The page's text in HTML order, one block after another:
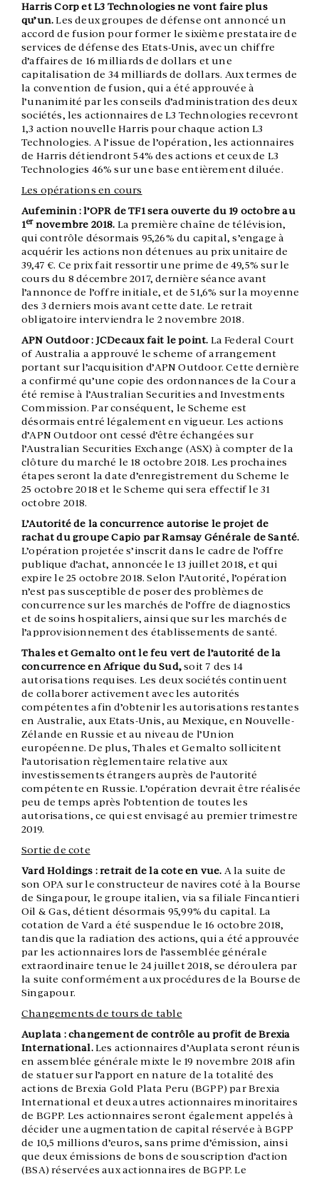
Harris Corp et L3 Technologies ne vont faire plus
qu’un.Les deux groupes de défense ont annoncé un
accord de fusion pour former le sixième prestataire de
services de défense des Etats-Unis, avec un chiffre
d’affaires de 16 milliards de dollars et une
capitalisation de 34 milliards de dollars. Aux termes de
la convention de fusion, qui a été approuvée à
l’unanimité par les conseils d’administration des deux
sociétés, les actionnaires de L3 Technologies recevront
1,3 action nouvelle Harris pour chaque action L3
Technologies. A l’issue de l’opération, les actionnaires
de Harris détiendront 54% des actions et ceux de L3
Technologies 46% sur une base entièrement diluée.
Les opérations en cours
Aufeminin : l’OPR de TF1 sera ouverte du 19 octobre au
1ernovembre 2018. La première chaîne de télévision,
qui contrôle désormais 95,26% du capital, s’engage à
acquérir les actions non détenues au prix unitaire de
39,47 €. Ce prix fait ressortir une prime de 49,5% sur le
cours du 8 décembre 2017, dernière séance avant
l’annonce de l’offre initiale, et de 51,6% sur la moyenne
des 3 derniers mois avant cette date. Le retrait
obligatoire interviendra le 2 novembre 2018.
APN Outdoor : JCDecaux fait le point. La Federal Court
of Australia a approuvé le scheme of arrangement
portant sur l’acquisition d’APN Outdoor. Cette dernière
a confirmé qu’une copie des ordonnances de la Cour a
été remise à l’Australian Securities and Investments
Commission. Par conséquent, le Scheme est
désormais entré légalement en vigueur. Les actions
d’APN Outdoor ont cessé d’être échangées sur
l’Australian Securities Exchange (ASX) à compter de la
clôture du marché le 18 octobre 2018. Les prochaines
étapes seront la date d’enregistrement du Scheme le
25 octobre 2018 et le Scheme qui sera effectif le 31
octobre 2018.
L’Autorité de la concurrence autorise le projet de
rachat du groupe Capio par Ramsay Générale de Santé.
L’opération projetée s’inscrit dans le cadre de l’offre
publique d’achat, annoncée le 13 juillet 2018, et qui
expire le 25 octobre 2018. Selon l’Autorité, l’opération
n’est pas susceptible de poser des problèmes de
concurrence sur les marchés de l’offre de diagnostics
et de soins hospitaliers, ainsi que sur les marchés de
l’approvisionnement des établissements de santé.
Thales et Gemalto ont le feu vert de l’autorité de la
concurrence en Afrique du Sud,soit 7 des 14
autorisations requises. Les deux sociétés continuent
de collaborer activement avec les autorités
compétentes afin d’obtenir les autorisations restantes
en Australie, aux Etats-Unis, au Mexique, en Nouvelle-
Zélande en Russie et au niveau de l’Union
européenne. De plus, Thales et Gemalto sollicitent
l’autorisation règlementaire relative aux
investissements étrangers auprès de l’autorité
compétente en Russie. L’opération devrait être réalisée
peu de temps après l’obtention de toutes les
autorisations, ce qui est envisagé au premier trimestre
2019.
Sortie de cote
Vard Holdings : retrait de la cote en vue. A la suite de
son OPA sur le constructeur de navires coté à la Bourse
de Singapour, le groupe italien, via sa filiale Fincantieri
Oil & Gas, détient désormais 95,99% du capital. La
cotation de Vard a été suspendue le 16 octobre 2018,
tandis que la radiation des actions, qui a été approuvée
par les actionnaires lors de l’assemblée générale
extraordinaire tenue le 24 juillet 2018, se déroulera par
la suite conformément aux procédures de la Bourse de
Singapour.
Changements de tours de table
Auplata : changement de contrôle au profit de Brexia
International.Les actionnaires d’Auplata seront réunis
en assemblée générale mixte le 19 novembre 2018 afin
de statuer sur l’apport en nature de la totalité des
actions de Brexia Gold Plata Peru (BGPP) par Brexia
International et deux autres actionnaires minoritaires
de BGPP. Les actionnaires seront également appelés à
décider une augmentation de capital réservée à BGPP
de 10,5 millions d’euros, sans prime d’émission, ainsi
que deux émissions de bons de souscription d’action
(BSA) réservées aux actionnaires de BGPP. Le